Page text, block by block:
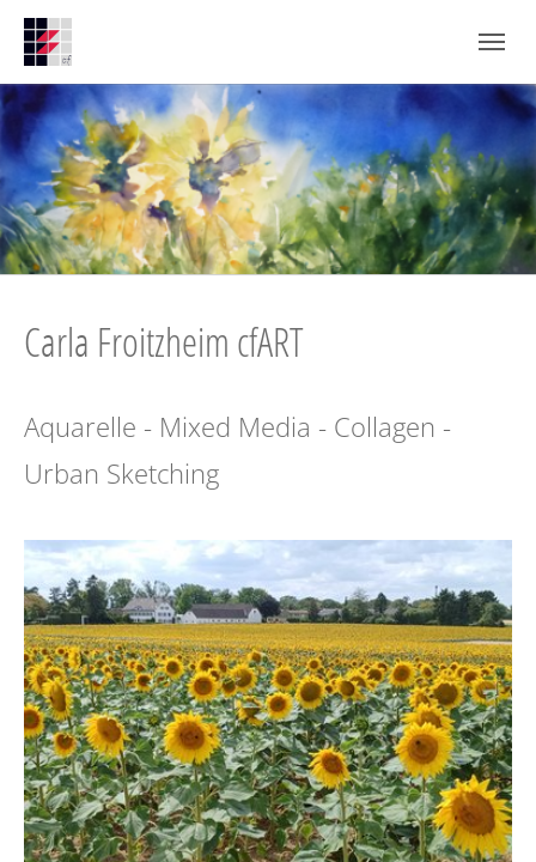
Zum Hauptinhalt springen
Skip to page footer
Carla Froitzheim cfART
Aquarelle - Mixed Media - Collagen -
Urban Sketching
Show larger version for: